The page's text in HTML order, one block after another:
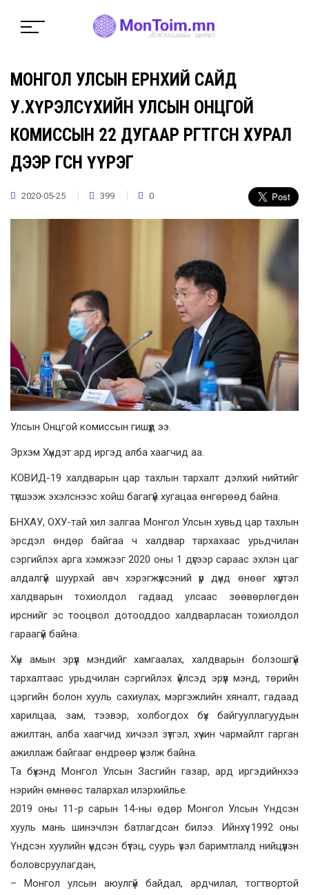
МОНГОЛ УЛСЫН ЕРӨНХИЙ САЙД
У.ХҮРЭЛСҮХИЙН УЛСЫН ОНЦГОЙ
КОМИССЫН 22 ДУГААР ӨРГӨТГӨСӨН ХУРАЛ
ДЭЭР ӨГСӨН ҮҮРЭГ
2020-05-25 399 0
Улсын Онцгой комиссын гишүүд ээ.
Эрхэм Хүндэт ард иргэд алба хаагчид аа.
КОВИД-19 халдварын цар тахлын тархалт дэлхий нийтийг
түгшээж эхэлснээс хойш багагүй хугацаа өнгөрөөд байна.
БНХАУ, ОХУ-тай хил залгаа Монгол Улсын хувьд цар тахлын
эрсдэл өндөр байгаа ч халдвар тархахаас урьдчилан
сэргийлэх арга хэмжээг 2020 оны 1 дүгээр сараас эхлэн цаг
алдалгүй шуурхай авч хэрэгжүүлсэний үр дүнд өнөөг хүртэл
халдварын тохиолдол гадаад улсаас зөөвөрлөгдөн
ирснийг эс тооцвол дотооддоо халдварласан тохиолдол
гараагүй байна.
Хүн амын эрүүл мэндийг хамгаалах, халдварын болзошгүй
тархалтаас урьдчилан сэргийлэх үйлсэд эрүүл мэнд, төрийн
цэргийн болон хууль сахиулах, мэргэжлийн хяналт, гадаад
харилцаа, зам, тээвэр, холбогдох бүх байгууллагуудын
ажилтан, алба хаагчид хичээл зүтгэл, хүчин чармайлт гарган
ажиллаж байгааг өндрөөр үнэлж байна.
Та бүхэнд Монгол Улсын Засгийн газар, ард иргэдийнхээ
нэрийн өмнөөс талархал илэрхийлье.
2019 оны 11-р сарын 14-ны өдөр Монгол Улсын Үндсэн
хууль мань шинэчлэн батлагдсан билээ. Ийнхүү 1992 оны
Үндсэн хуулийн үндсэн бүтэц, суурь үзэл баримтлалд нийцүүлэн
боловсруулагдан,
– Монгол улсын аюулгүй байдал, ардчилал, тогтвортой